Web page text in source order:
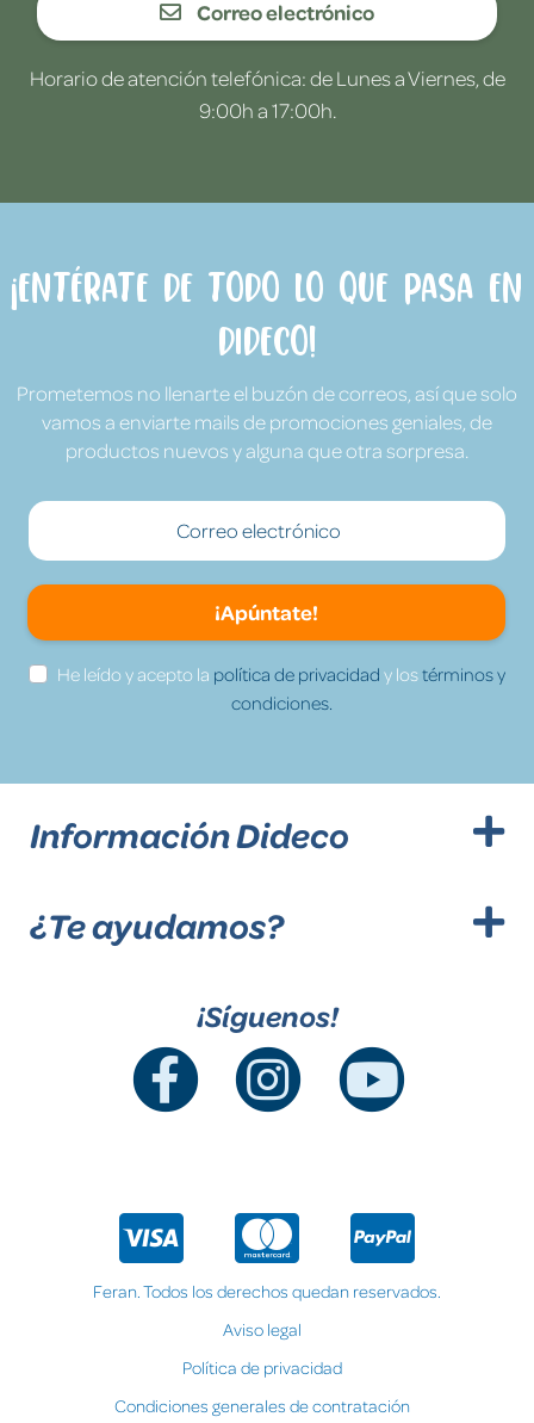
Correo electrónico
Horario de atención telefónica: de Lunes a Viernes, de
9:00h a 17:00h.
¡Entérate de todo lo que pasa en
Dideco!
Prometemos no llenarte el buzón de correos, así que solo
vamos a enviarte mails de promociones geniales, de
productos nuevos y alguna que otra sorpresa.
¡Apúntate!
He leído y acepto la política de privacidad y lostérminos y
condiciones.
Información Dideco
¿Te ayudamos?
¡Síguenos!
Feran. Todos los derechos quedan reservados.
Aviso legal
Política de privacidad
Condiciones generales de contratación